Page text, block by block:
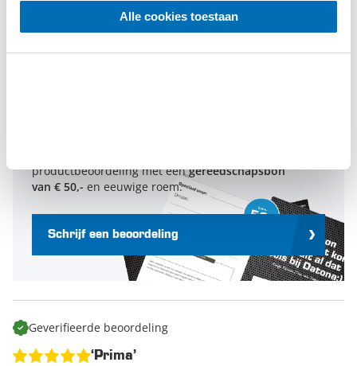
Alle cookies toestaan
1
0
productbeoordeling met eengereedschapsbon
van € 50,- en eeuwige roem.
Schrijf een beoordeling
Geverifieerde beoordeling
‘Prima’